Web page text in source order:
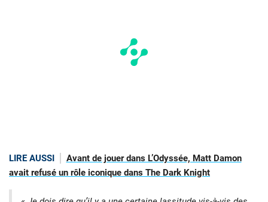
LIRE AUSSI
Avant de jouer dans L’Odyssée, Matt Damon
avait refusé un rôle iconique dans The Dark Knight